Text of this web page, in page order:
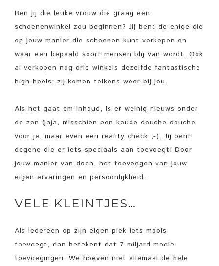
Ben jij die leuke vrouw die graag een
schoenenwinkel zou beginnen? Jij bent de enige die
op jouw manier die schoenen kunt verkopen en
waar een bepaald soort mensen blij van wordt. Ook
al verkopen nog drie winkels dezelfde fantastische
high heels; zij komen telkens weer bij jou.
Als het gaat om inhoud, is er weinig nieuws onder
de zon (jaja, misschien een koude douche douche
voor je, maar even een reality check ;-). Jíj bent
degene die er iets speciaals aan toevoegt! Door
jouw manier van doen, het toevoegen van jouw
eigen ervaringen en persoonlijkheid.
VELE KLEINTJES…
Als iedereen op zijn eigen plek iets moois
toevoegt, dan betekent dat 7 miljard mooie
toevoegingen. We hóeven niet allemaal de hele